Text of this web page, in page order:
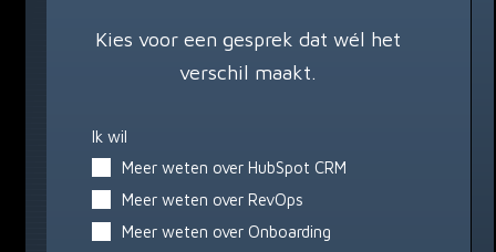
Kies voor een gesprek dat wél het
verschil maakt.
Ik wil
Meer weten over HubSpot CRM
Meer weten over RevOps
Meer weten over Onboarding